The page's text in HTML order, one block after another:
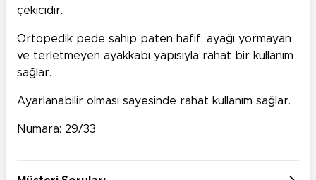
çekicidir.
Ortopedik pede sahip paten hafif, ayağı yormayan
ve terletmeyen ayakkabı yapısıyla rahat bir kullanım
sağlar.
Ayarlanabilir olması sayesinde rahat kullanım sağlar.
Numara: 29/33